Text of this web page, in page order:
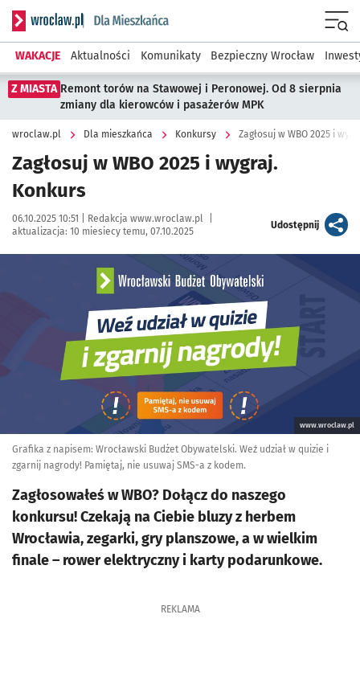
Serwis informacyjny wroclaw.pl podserwis: Dla mieszkańca
WAKACJE Aktualności Komunikaty Bezpieczny Wrocław
Z MIASTA Remont torów na Stawowej i Peronowej. Od 8 sierpnia
zmiany dla kierowców i pasażerów MPK
wroclaw.pl Dla mieszkańca Konkursy Zagłosuj w WBO 2025 i
Zagłosuj w WBO 2025 i wygraj.
Konkurs
Data publikacji:
06.10.2025 10:51 | Autor:
Redakcja www.wroclaw.pl
aktualizacja: 10 miesiecy temu, 07.10.2025
Udostępnijartykuł
www.wroclaw.pl
Grafika z napisem: Wrocławski Budżet Obywatelski. Weź udział w quizie i
zgarnij nagrody! Pamiętaj, nie usuwaj SMS-a z kodem.
Zagłosowałeś w WBO? Dołącz do naszego
konkursu! Czekają na Ciebie bluzy z herbem
Wrocławia, zegarki, gry planszowe, a w wielkim
finale – rower elektryczny i karty podarunkowe.
REKLAMA